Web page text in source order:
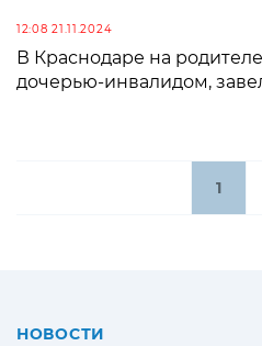
12:08 21.11.2024
В Краснодаре на
дочерью-инвалидом,
1
НОВОСТИ